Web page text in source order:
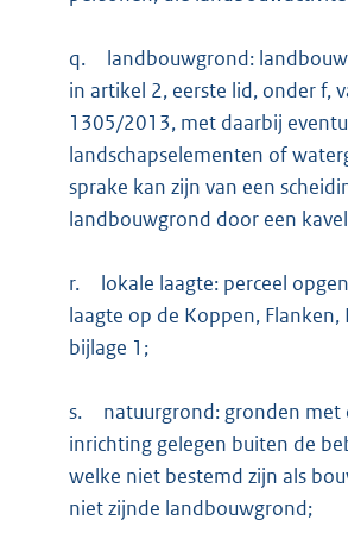
q.
landbouwgrond:
in artikel 2, eerste lid, onder f,
1305/2013, met daarbij
landschapselementen of
sprake kan zijn van een
landbouwgrond door een
r.
lokale laagte: perceel
laagte op de Koppen,
bijlage 1;
s.
natuurgrond: gronden met
inrichting gelegen buiten de
welke niet bestemd zijn als
niet zijnde landbouwgrond;